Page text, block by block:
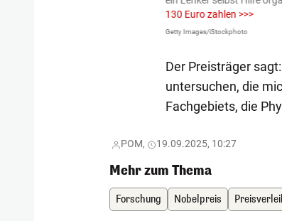
130 Euro zahlen >>>
Getty Images/iStockphoto
Der Preisträger
untersuchen, die
Fachgebiets, die
POM, 19.09.2025, 10:27
Mehr zum Thema
Forschung Nobelpreis